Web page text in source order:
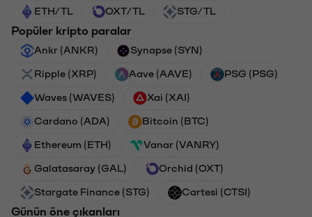
ETH/TL OXT/TL STG/TL
Popüler kripto paralar
Ankr (ANKR) Synapse (SYN)
Ripple (XRP) Aave (AAVE) PSG (PSG)
Waves (WAVES) Xai (XAI)
Cardano (ADA) Bitcoin (BTC)
Ethereum (ETH) Vanar (VANRY)
Galatasaray (GAL) Orchid (OXT)
Stargate Finance (STG) Cartesi (CTSI)
Günün öne çıkanları